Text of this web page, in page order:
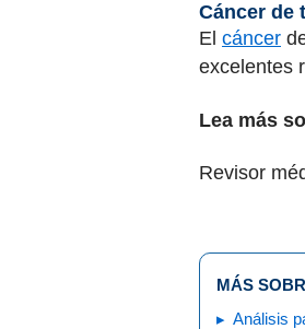
Cáncer de
El cáncer
excelentes
Lea más
Revisor
MÁS
Análisis